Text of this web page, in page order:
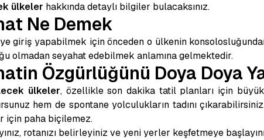
ülkeler hakkında detaylı bilgiler bulacaksınız.
Ne Demek
giriş yapabilmek için önceden o ülkenin
olmadan seyahat edebilmek anlamına gelmektedir.
Özgürlüğünü Doya Doya
ülkeler, özellikle son dakika tatil planları için
hem de spontane yolculukların tadını
için paha biçilemez.
rotanızı belirleyiniz ve yeni yerler keşfetmeye